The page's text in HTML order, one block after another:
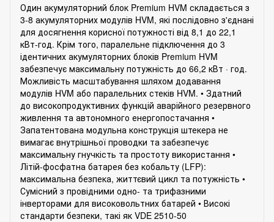
Один акумуляторний блок Premium HVM складається з
3-8 акумуляторних модулів HVM, які послідовно з'єднані
для досягнення корисної потужності від 8,1 до 22,1
кВт-год. Крім того, паралельне підключення до 3
ідентичних акумуляторних блоків Premium HVM
забезпечує максимальну потужність до 66,2 кВт · год.
Можливість масштабування шляхом додавання
модулів HVM або паралельних стеків HVM. • Здатний
до високопродуктивних функцій аварійного резервного
живлення та автономного енергопостачання •
Запатентована модульна конструкція штекера не
вимагає внутрішньої проводки та забезпечує
максимальну гнучкість та простоту використання •
Літій-фосфатна батарея без кобальту (LFP):
максимальна безпека, життєвий цикл та потужність •
Сумісний з провідними одно- та трифазними
інверторами для високовольтних батарей • Високі
стандарти безпеки, такі як VDE 2510-50